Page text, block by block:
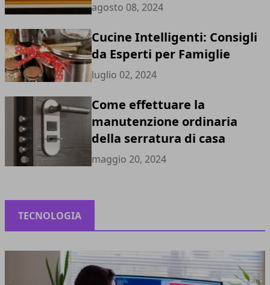
agosto 08, 2024
Cucine Intelligenti: Consigli
da Esperti per Famiglie
luglio 02, 2024
Come effettuare la
manutenzione ordinaria
della serratura di casa
maggio 20, 2024
TECNOLOGIA